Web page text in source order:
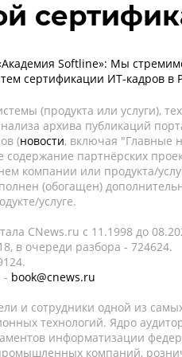
Softline»: Мы
сертификации ИТ-кадров в
(продукта или услуги),
архива публикаций
(новости, включая "Главные
партнёрских
компании или продукта/
(обогащен)
услуге.
CNews.ru c 11.1998 до
в очереди разбора - 724624.
- book@cnews.ru
и сотрудники одной из
технологий. Ядро
информатизации
компаний,